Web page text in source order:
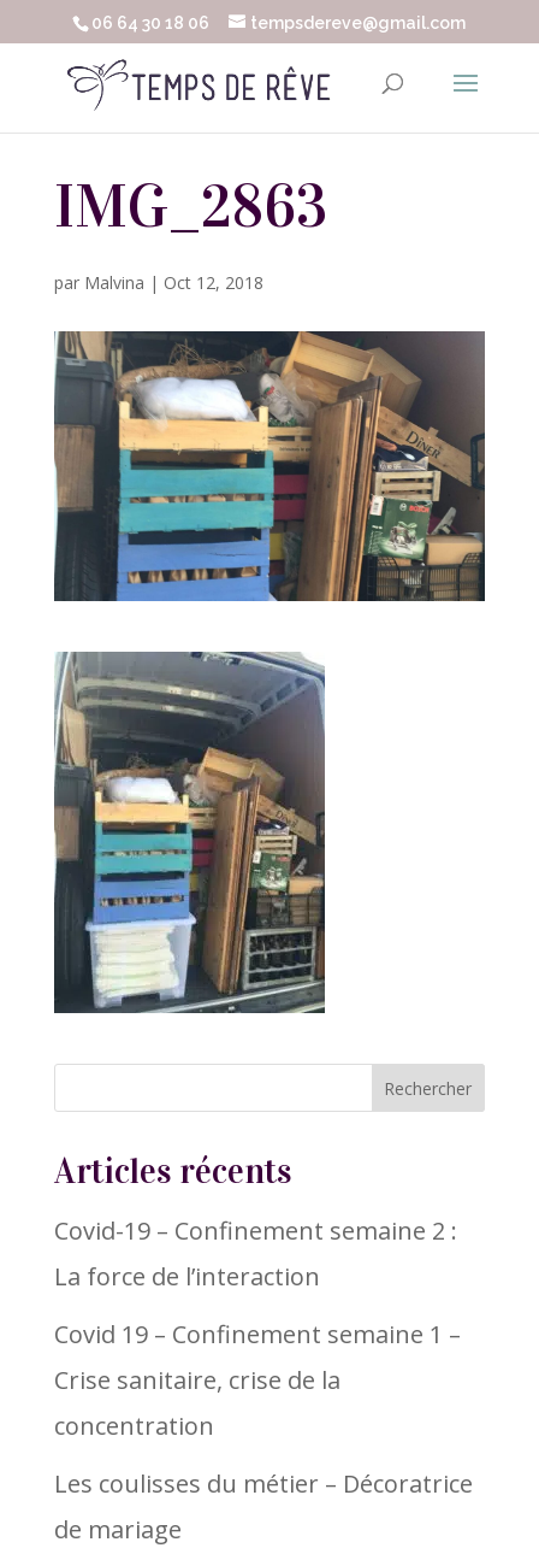
06 64 30 18 06 tempsdereve@gmail.com
IMG_2863
par Malvina | Oct 12, 2018
Articles récents
Covid-19 – Confinement semaine 2 :
La force de l’interaction
Covid 19 – Confinement semaine 1 –
Crise sanitaire, crise de la
concentration
Les coulisses du métier – Décoratrice
de mariage